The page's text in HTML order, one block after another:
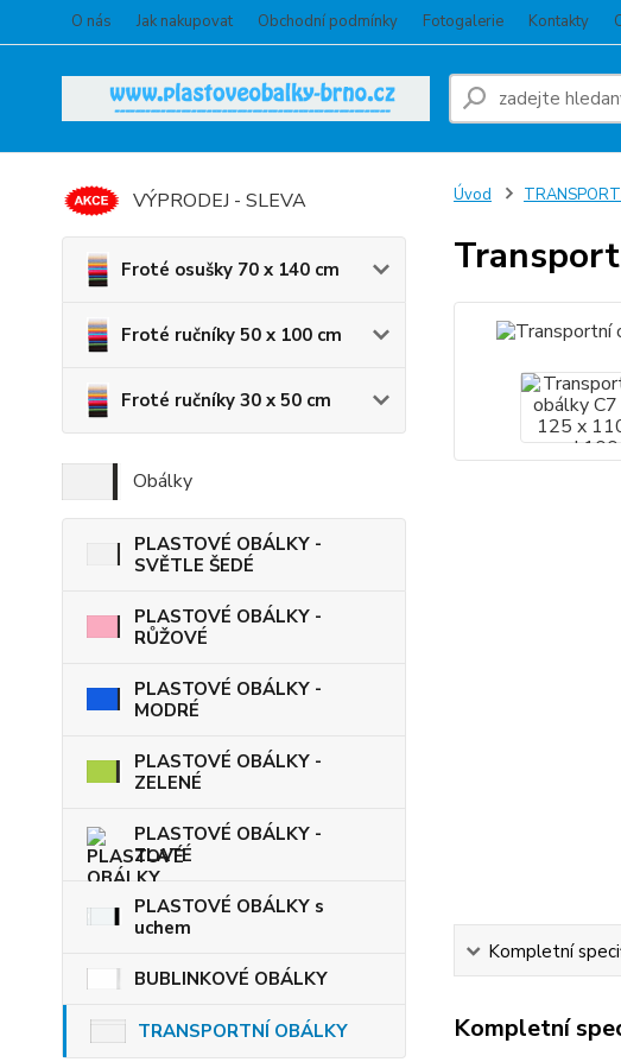
O nás Jak nakupovat Obchodní podmínky Fotogalerie Kontakty
VÝPRODEJ - SLEVA
Froté osušky 70 x 140 cm
Froté ručníky 50 x 100 cm
Froté ručníky 30 x 50 cm
Obálky
PLASTOVÉ OBÁLKY -
SVĚTLE ŠEDÉ
PLASTOVÉ OBÁLKY -
RŮŽOVÉ
PLASTOVÉ OBÁLKY -
MODRÉ
PLASTOVÉ OBÁLKY -
ZELENÉ
PLASTOVÉ OBÁLKY -
ZLATÉ
PLASTOVÉ OBÁLKY s
uchem
BUBLINKOVÉ OBÁLKY
TRANSPORTNÍ OBÁLKY
Úvod
Kompletní
Kompletní